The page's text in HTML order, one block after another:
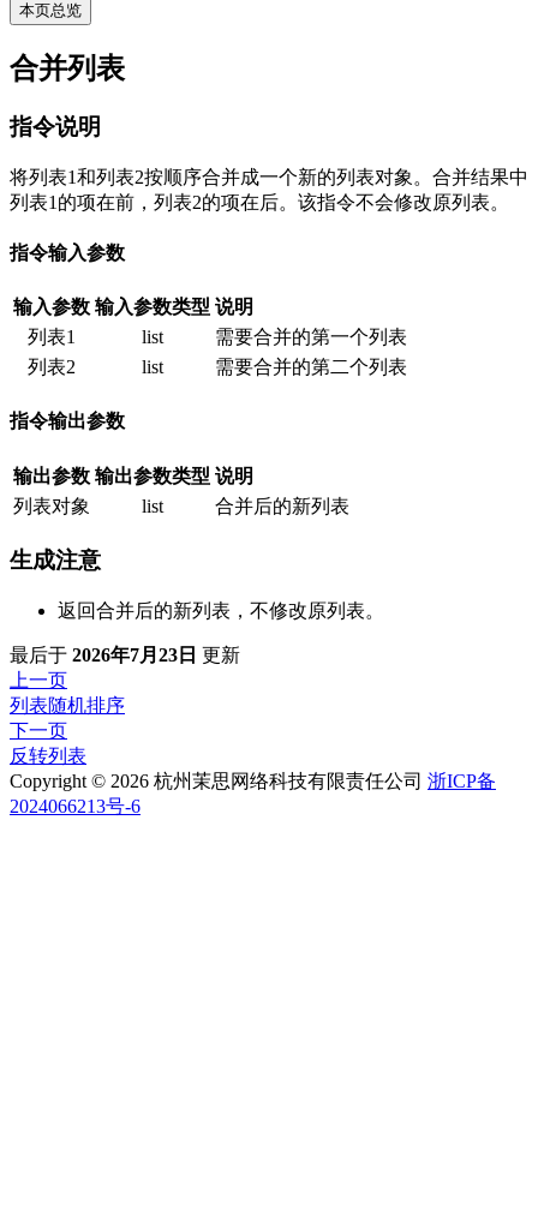
本页总览
合并列表
指令说明
将列表1和列表2按顺序合并成一个新的列表对象。合并结果中
列表1的项在前，列表2的项在后。该指令不会修改原列表。
指令输入参数
输入参数 输入参数类型 说明
列表1
list
需要合并的第一个列表
列表2
list 需要合并的第二个列表
指令输出参数
输出参数 输出参数类型 说明
列表对象
list 合并后的新列表
生成注意
返回合并后的新列表，不修改原列表。
最后于 2026年7月23日 更新
上一页
列表随机排序
下一页
反转列表
Copyright © 2026 杭州茉思网络科技有限责任公司 浙ICP备
2024066213号-6